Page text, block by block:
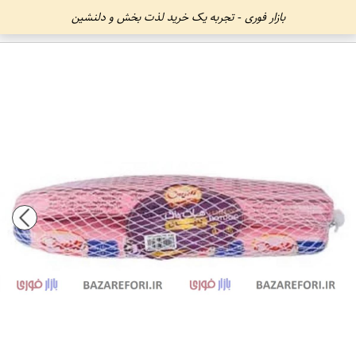
بازار فوری - تجربه یک خرید لذت بخش و دلنشین